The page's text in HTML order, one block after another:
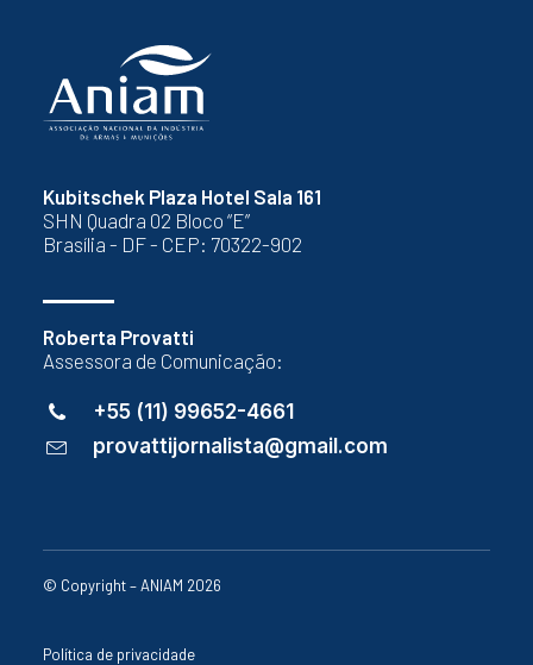
Kubitschek Plaza Hotel Sala 161
SHN Quadra 02 Bloco “E”
Brasília - DF - CEP: 70322-902
Roberta Provatti
Assessora de Comunicação:
+55 (11) 99652-4661
provattijornalista@gmail.com
© Copyright – ANIAM 2026
Política de privacidade